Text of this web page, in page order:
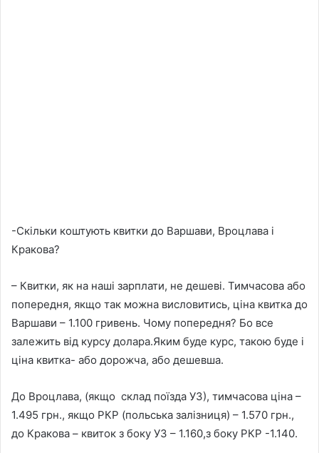
-Скільки коштують квитки до Варшави, Вроцлава і
Кракова?
– Квитки, як на наші зарплати, не дешеві. Тимчасова або
попередня, якщо так можна висловитись, ціна квитка до
Варшави – 1.100 гривень. Чому попередня? Бо все
залежить від курсу долара.Яким буде курс, такою буде і
ціна квитка- або дорожча, або дешевша.
До Вроцлава, (якщо склад поїзда УЗ), тимчасова ціна –
1.495 грн., якщо РКР (польська залізниця) – 1.570 грн.,
до Кракова – квиток з боку УЗ – 1.160,з боку РКР -1.140.